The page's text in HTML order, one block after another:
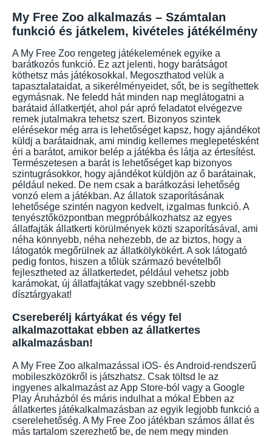
My Free Zoo alkalmazás – Számtalan
funkció és játkelem, kivételes játékélmény
A My Free Zoo rengeteg játékelemének egyike a
barátkozós funkció. Ez azt jelenti, hogy barátságot
köthetsz más játékosokkal. Megoszthatod velük a
tapasztalataidat, a sikerélményeidet, sőt, be is segíthettek
egymásnak. Ne feledd hát minden nap meglátogatni a
barátaid állatkertjét, ahol pár apró feladatot elvégezve
remek jutalmakra tehetsz szert. Bizonyos szintek
elérésekor még arra is lehetőséget kapsz, hogy ajándékot
küldj a barátaidnak, ami mindig kellemes meglepetésként
éri a barátot, amikor belép a játékba és látja az értesítést.
Természetesen a barát is lehetőséget kap bizonyos
szintugrásokkor, hogy ajándékot küldjön az ő barátainak,
például neked. De nem csak a barátkozási lehetőség
vonzó elem a játékban. Az állatok szaporításának
lehetősége szintén nagyon kedvelt, izgalmas funkció. A
tenyésztőközpontban megpróbálkozhatsz az egyes
állatfajták állatkerti körülmények közti szaporításával, ami
néha könnyebb, néha nehezebb, de az biztos, hogy a
látogatók megőrülnek az állatkölykökért. A sok látogató
pedig fontos, hiszen a tőlük származó bevételből
fejlesztheted az állatkertedet, például vehetsz jobb
karámokat, új állatfajtákat vagy szebbnél-szebb
dísztárgyakat!
Csereberélj kártyákat és végy fel
alkalmazottakat ebben az állatkertes
alkalmazásban!
A My Free Zoo alkalmazással iOS- és Android-rendszerű
mobileszközökről is játszhatsz. Csak töltsd le az
ingyenes alkalmazást az App Store-ból vagy a Google
Play Áruházból és máris indulhat a móka! Ebben az
állatkertes játékalkalmazásban az egyik legjobb funkció a
cserelehetőség. A My Free Zoo játékban számos állat és
más tartalom szerezhető be, de nem megy minden